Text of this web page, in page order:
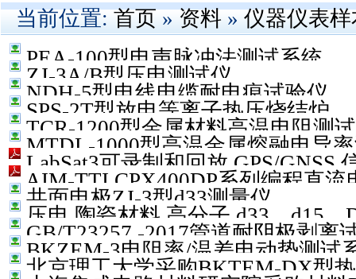
当前位置: 首页 » 资料 » 仪器仪表样
PEA-100型电声脉冲法测试系统
ZJ-3A/B型压电测试仪
NDH-5型电线电缆耐电痕试验仪
SPS-2T型放电等离子热压烧结炉
TCR-1200型金属材料高温电阻测
MTDL-1000型高温金属熔融电导
LabSat3可录制和回放 GPS/GNSS
AIM-TTI CPX400DP系列编程直流
共面电极ZJ-3型d33测量仪
压电,陶瓷材料,高分子,d33，d15，
GB/T23257 -2017管道耐阴极剥离
BKZEM-3电阻率/温差电动势测试
北京理工大学采购BKTEM-DX型